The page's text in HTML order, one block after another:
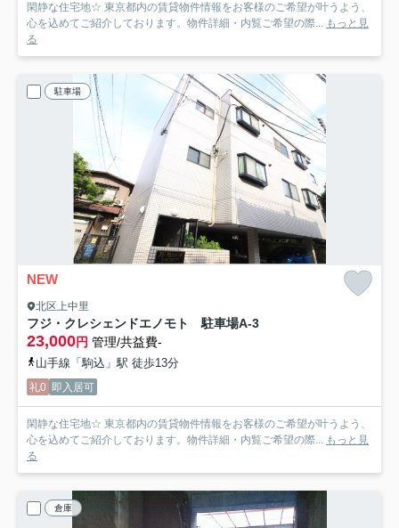
閑静な住宅地☆ 東京都内の賃貸物件情報をお客様のご希望が叶うよう、
心を込めてご紹介しております。物件詳細・内覧ご希望の際... もっと見
る
駐車場
NEW
北区上中里
フジ・クレシェンドエノモト 駐車場A-3
23,000円 管理/共益費-
山手線「駒込」駅 徒歩13分
礼0 即入居可
閑静な住宅地☆ 東京都内の賃貸物件情報をお客様のご希望が叶うよう、
心を込めてご紹介しております。物件詳細・内覧ご希望の際... もっと見
る
倉庫